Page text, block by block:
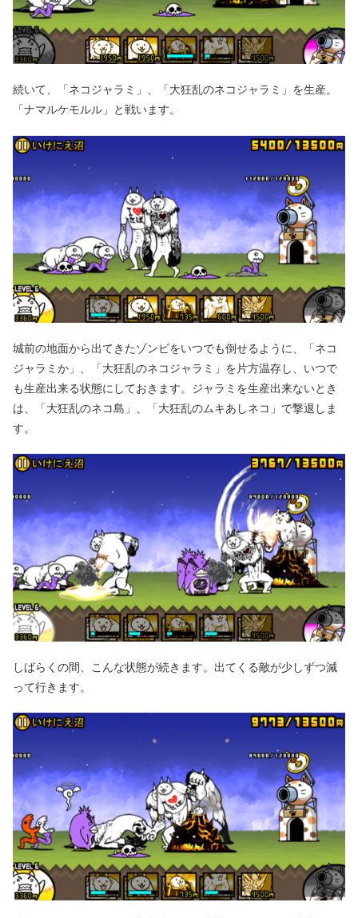
続いて、「ネコジャラミ」、「大狂乱のネコジャラミ」を生産。
「ナマルケモルル」と戦います。
城前の地面から出てきたゾンビをいつでも倒せるように、「ネコ
ジャラミか」、「大狂乱のネコジャラミ」を片方温存し、いつで
も生産出来る状態にしておきます。ジャラミを生産出来ないとき
は、「大狂乱のネコ島」、「大狂乱のムキあしネコ」で撃退しま
す。
しばらくの間、こんな状態が続きます。出てくる敵が少しずつ減
って行きます。